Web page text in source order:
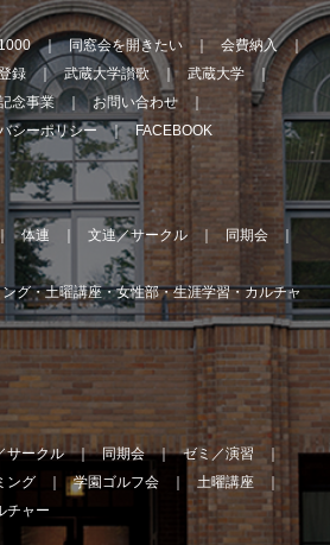
同窓会を開きたい
会費納入
録 武蔵大学讃歌
武蔵大学
念事業
お問い合わせ
シーポリシー FACEBOOK
体連 文連／サークル
同期会
グ・土曜講座・女性部・生涯学習・カルチャ
サークル 同期会
ゼミ／演習
ング 学園ゴルフ会
土曜講座
チャー